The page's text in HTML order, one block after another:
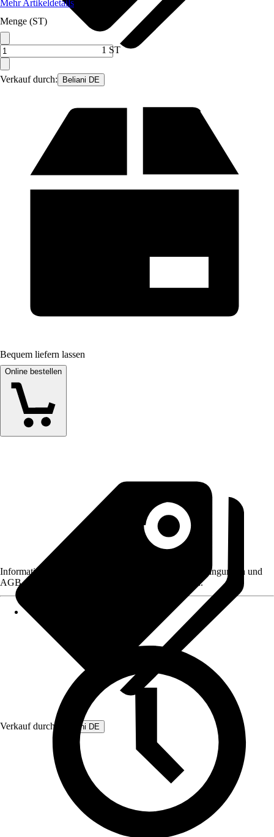
Verkauf durch: Beliani DE
Mehr Artikeldetails
Menge (ST)
1 ST
Bequem liefern lassen
Online bestellen
Verkauf durch: Beliani DE
Informationen des Verkäufers, wie z. B. Rückgabebedingungen und
AGB, finden Sie bei Klick auf den Verkäufernamen.